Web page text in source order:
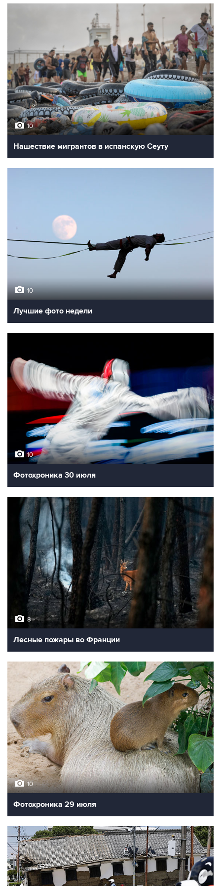
10
Нашествие мигрантов в испанскую Сеуту
10
Лучшие фото недели
10
Фотохроника 30 июля
8
Лесные пожары во Франции
10
Фотохроника 29 июля